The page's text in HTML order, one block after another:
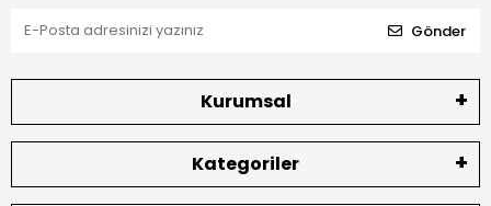
Gönder
Kurumsal
Kategoriler